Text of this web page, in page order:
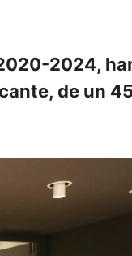
2024,
de un